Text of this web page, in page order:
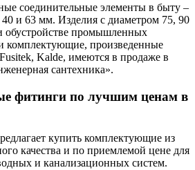
соединительные элементы в быту –
и 63 мм. Изделия с диаметром 75, 90
обустройстве промышленных
комплектующие, произведенные
Kalde, имеются в продаже в
сантехника».
фитинги по лучшим ценам в
купить комплектующие из
качества и по приемлемой цене для
и канализационных систем.